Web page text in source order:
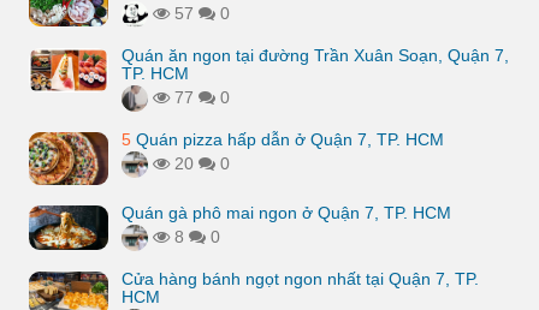
57
0
Quán ăn ngon tại đường Trần Xuân Soạn, Quận 7,
TP. HCM
77
0
5 Quán pizza hấp dẫn ở Quận 7, TP. HCM
20
0
Quán gà phô mai ngon ở Quận 7, TP. HCM
8
0
Cửa hàng bánh ngọt ngon nhất tại Quận 7, TP.
HCM